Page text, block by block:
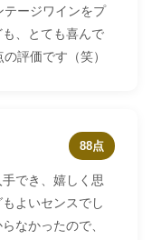
テージワインをプ
、とても喜んで
評価です（笑）
88点
でき、嬉しく思
よいセンスでし
なかったので、